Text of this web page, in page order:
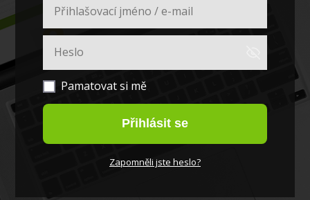
Pamatovat si mě
Přihlásit se
Zapomněli jste heslo?